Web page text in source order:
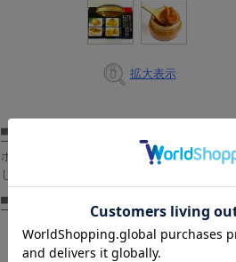
拡大表示
■ 商品説明
ホカホカご飯に混ぜるだけ、とっても簡単
じ一杯でお茶碗一杯のうに飯に♪
■ 商品仕様
製品名
雲丹まぜご飯の素
ＪＡＮコード
4973813015652